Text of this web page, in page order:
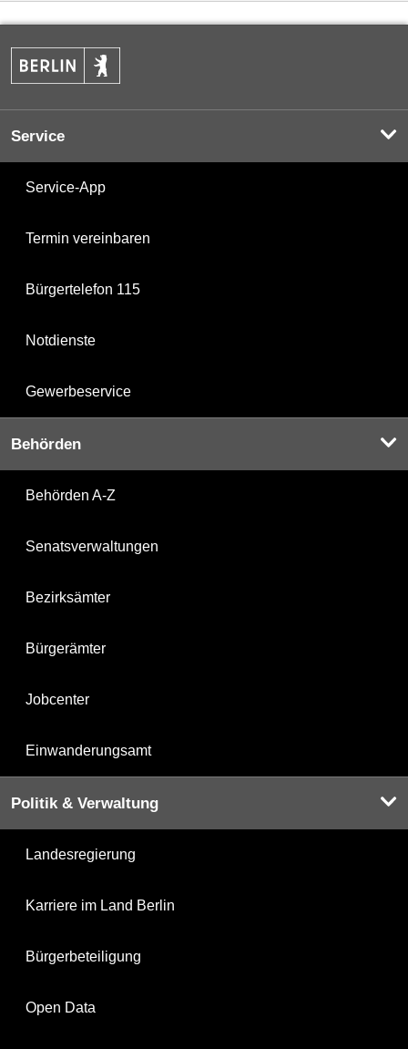
Service
Service-App
Termin vereinbaren
Bürgertelefon 115
Notdienste
Gewerbeservice
Behörden
Behörden A-Z
Senatsverwaltungen
Bezirksämter
Bürgerämter
Jobcenter
Einwanderungsamt
Politik & Verwaltung
Landesregierung
Karriere im Land Berlin
Bürgerbeteiligung
Open Data